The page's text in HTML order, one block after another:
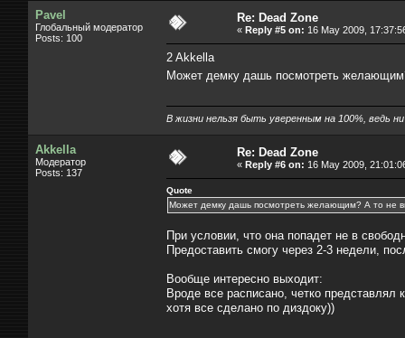
Pavel
Глобальный модератор
Posts: 100
Re: Dead Zone
« Reply #5 on: 16 May 2009,
2 Akkella
Может демку дашь посмотреть
В жизни нельзя быть уверенным на 100%, ведь ни
Akkella
Модератор
Posts: 137
Re: Dead Zone
« Reply #6 on: 16 May 2009,
Quote
Может демку дашь посмотреть желающим? А то не
При условии, что она попадет не в
Предоставить смогу через 2-3 недели,
Вообще интересно выходит:
Вроде все расписано, четко представлял
хотя все сделано по диздоку))